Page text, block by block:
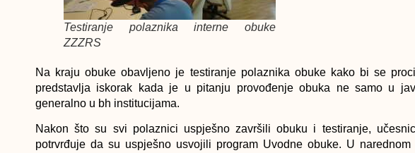
Testiranje polaznika interne obuke
ZZZRS
Na kraju obuke obavljeno je testiranje polaznika obuke kako bi se
predstavlja iskorak kada je u pitanju provođenje obuka ne samo u
generalno u bh institucijama.
Nakon što su svi polaznici uspješno završili obuku i testiranje,
potrvrđuje da su uspješno usvojili program Uvodne obuke. U